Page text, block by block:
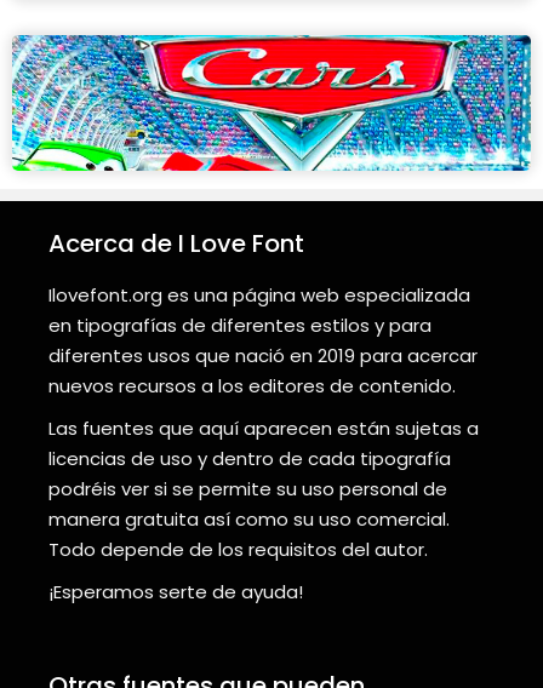
Acerca de I Love Font
Ilovefont.org es una página web especializada
en tipografías de diferentes estilos y para
diferentes usos que nació en 2019 para acercar
nuevos recursos a los editores de contenido.
Las fuentes que aquí aparecen están sujetas a
licencias de uso y dentro de cada tipografía
podréis ver si se permite su uso personal de
manera gratuita así como su uso comercial.
Todo depende de los requisitos del autor.
¡Esperamos serte de ayuda!